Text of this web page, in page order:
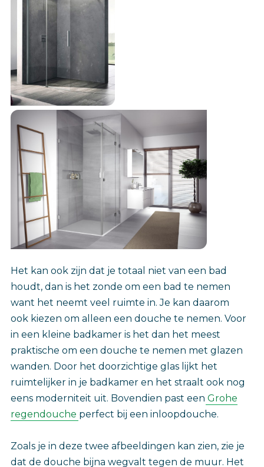
Het kan ook zijn dat je totaal niet van een bad
houdt, dan is het zonde om een bad te nemen
want het neemt veel ruimte in. Je kan daarom
ook kiezen om alleen een douche te nemen. Voor
in een kleine badkamer is het dan het meest
praktische om een douche te nemen met glazen
wanden. Door het doorzichtige glas lijkt het
ruimtelijker in je badkamer en het straalt ook nog
eens moderniteit uit. Bovendien past een Grohe
regendouche perfect bij een inloopdouche.
Zoals je in deze twee afbeeldingen kan zien, zie je
dat de douche bijna wegvalt tegen de muur. Het